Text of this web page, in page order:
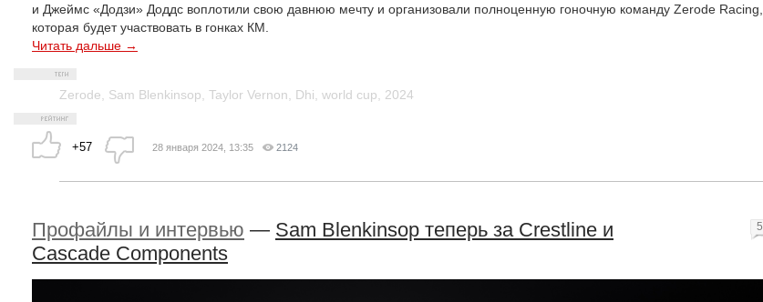
и Джеймс «Додзи» Доддс воплотили свою давнюю мечту и организовали полноценную гоночную команду Zerode Racing,
которая будет участвовать в гонках КМ.
Читать дальше →
Zerode, Sam Blenkinsop, Taylor Vernon, Dhi, world cup, 2024
+57 28 января 2024, 13:35 2124
Профайлы и интервью — Sam Blenkinsop теперь за Crestline и
Cascade Components
5